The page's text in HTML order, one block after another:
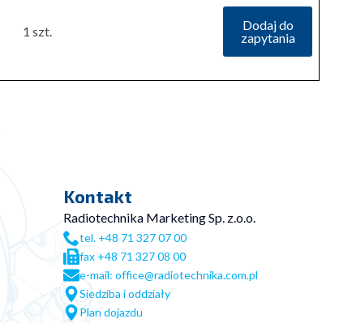
1 szt.
Dodaj do
zapytania
Kontakt
Radiotechnika Marketing Sp. z.o.o.
tel. +48 71 327 07 00
fax +48 71 327 08 00
e-mail: office@radiotechnika.com.pl
Siedziba i oddziały
Plan dojazdu